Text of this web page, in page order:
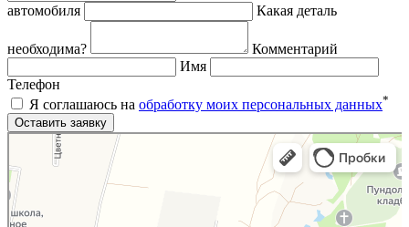
автомобиля
Какая деталь
необходима?
Комментарий
Имя
Телефон
Я соглашаюсь на обработку моих персональных данных*
Яндекс.Карты
Яндекс.Карты — поиск мест и адресов, городской транспорт